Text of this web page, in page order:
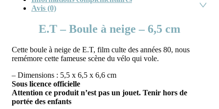
Avis (0)
E.T – Boule à neige – 6,5 cm
Cette boule à neige de E.T, film culte des années 80, nous
remémore cette fameuse scène du vélo qui vole.
– Dimensions : 5,5 x 6,5 x 6,6 cm
Sous licence officielle
Attention ce produit n’est pas un jouet. Tenir hors de
portée des enfants